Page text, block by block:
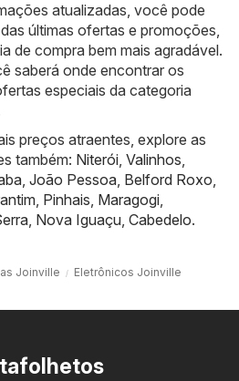
atualizadas, você pode
últimas ofertas e promoções,
de compra bem mais agradável.
saberá onde encontrar os
especiais da categoria
preços atraentes, explore as
também: Niterói, Valinhos,
, João Pessoa, Belford Roxo,
, Pinhais, Maragogi,
, Nova Iguaçu, Cabedelo.
Joinville Eletrônicos Joinville